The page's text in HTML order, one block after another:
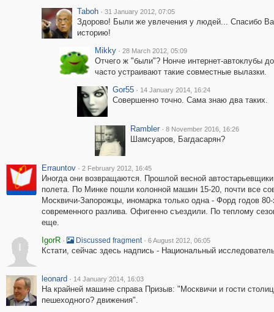
Taboh · 31 January 2012, 07:05
Здорово! Были же увлечения у людей... Спасибо
историю!
Mikky · 28 March 2012, 05:09
Отчего ж "были"? Нонче интернет-автоклубы
часто устраивают такие совместные вылазки.
Gor55 · 14 January 2014, 16:24
Совершенно точно. Сама знаю два таких.
Rambler · 8 November 2016, 16:26
Шамсуаров, Багдасарян?
Errauntov · 2 February 2012, 16:45
Иногда они возвращаются. Прошлой весной
полета. По Минке пошли колонной машин 15-20, почти все
Москвичи-Запорожцы, иномарка только одна - Форд годов
современного разлива. Офигенно съездили. По теплому
еще.
I
IgorR · Discussed fragment · 6 August 2012, 06:05
Кстати, сейчас здесь надпись - Национальный
leonard · 14 January 2014, 16:03
На крайней машине справа Призыв: "Москвичи и гости
пешеходного? движения".